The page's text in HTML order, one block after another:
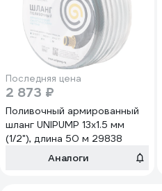
Последняя цена
2 873 ₽
Поливочный армированный
шланг UNIPUMP 13х1.5 мм
(1/2"), длина 50 м 29838
Аналоги